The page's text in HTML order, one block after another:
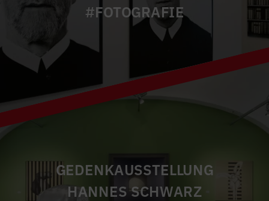
#FOTOGRAFIE
GEDENKAUSSTELLUNG
HANNES SCHWARZ